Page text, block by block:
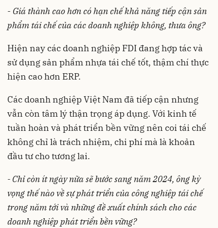
- Giá thành cao hơn có hạn chế khả năng tiếp cận sản
phẩm tái chế của các doanh nghiệp không, thưa ông?
Hiện nay các doanh nghiệp FDI đang hợp tác và
sử dụng sản phẩm nhựa tái chế tốt, thậm chí thực
hiện cao hơn ERP.
Các doanh nghiệp Việt Nam đã tiếp cận nhưng
vẫn còn tâm lý thận trọng áp dụng. Với kinh tế
tuần hoàn và phát triển bền vững nên coi tái chế
không chỉ là trách nhiệm, chi phí mà là khoản
đầu tư cho tương lai.
- Chỉ còn ít ngày nữa sẽ bước sang năm 2024, ông kỳ
vọng thế nào về sự phát triển của công nghiệp tái chế
trong năm tới và những đề xuất chính sách cho các
doanh nghiệp phát triển bền vững?